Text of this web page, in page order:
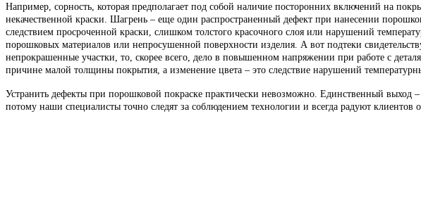
Например, сорность, которая предполагает под собой наличие посторонних включений на
некачественной краски. Шагрень – еще один распространенный дефект при нанесении
следствием просроченной краски, слишком толстого красочного слоя или нарушений
порошковых материалов или непросушенной поверхности изделия. А вот подтеки
непрокрашенные участки, то, скорее всего, дело в повышенном напряжении при работе с
причине малой толщины покрытия, а изменение цвета – это следствие нарушений
Устранить дефекты при порошковой покраске практически невозможно. Единственный выход
потому наши специалисты точно следят за соблюдением технологии и всегда радуют клиентов